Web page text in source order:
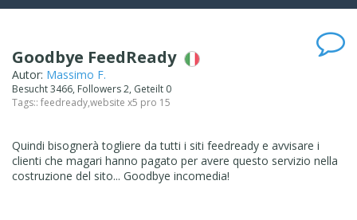
Goodbye FeedReady
Autor: Massimo F.
Besucht 3466, Followers 2, Geteilt 0
Tags:: feedready,website x5 pro 15
Quindi bisognerà togliere da tutti i siti feedready e avvisare i
clienti che magari hanno pagato per avere questo servizio nella
costruzione del sito... Goodbye incomedia!